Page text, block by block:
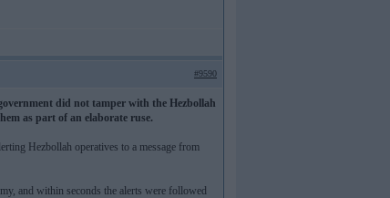
#9590
did not tamper with the Hezbollah
as part of an elaborate ruse.
Hezbollah operatives to a message from
and within seconds the alerts were followed